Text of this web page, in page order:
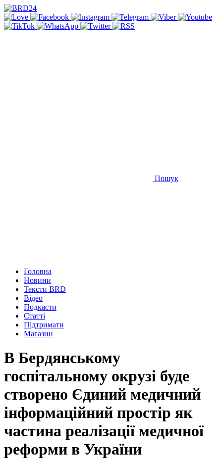
Пошук
Головна
Новини
Тексти BRD
Відео
Подкасти
Статті
Підтримати
Магазин
В Бердянському
госпітальному окрузі буде
створено Єдиний медичний
інформаційний простір як
частина реалізації медичної
реформи в України